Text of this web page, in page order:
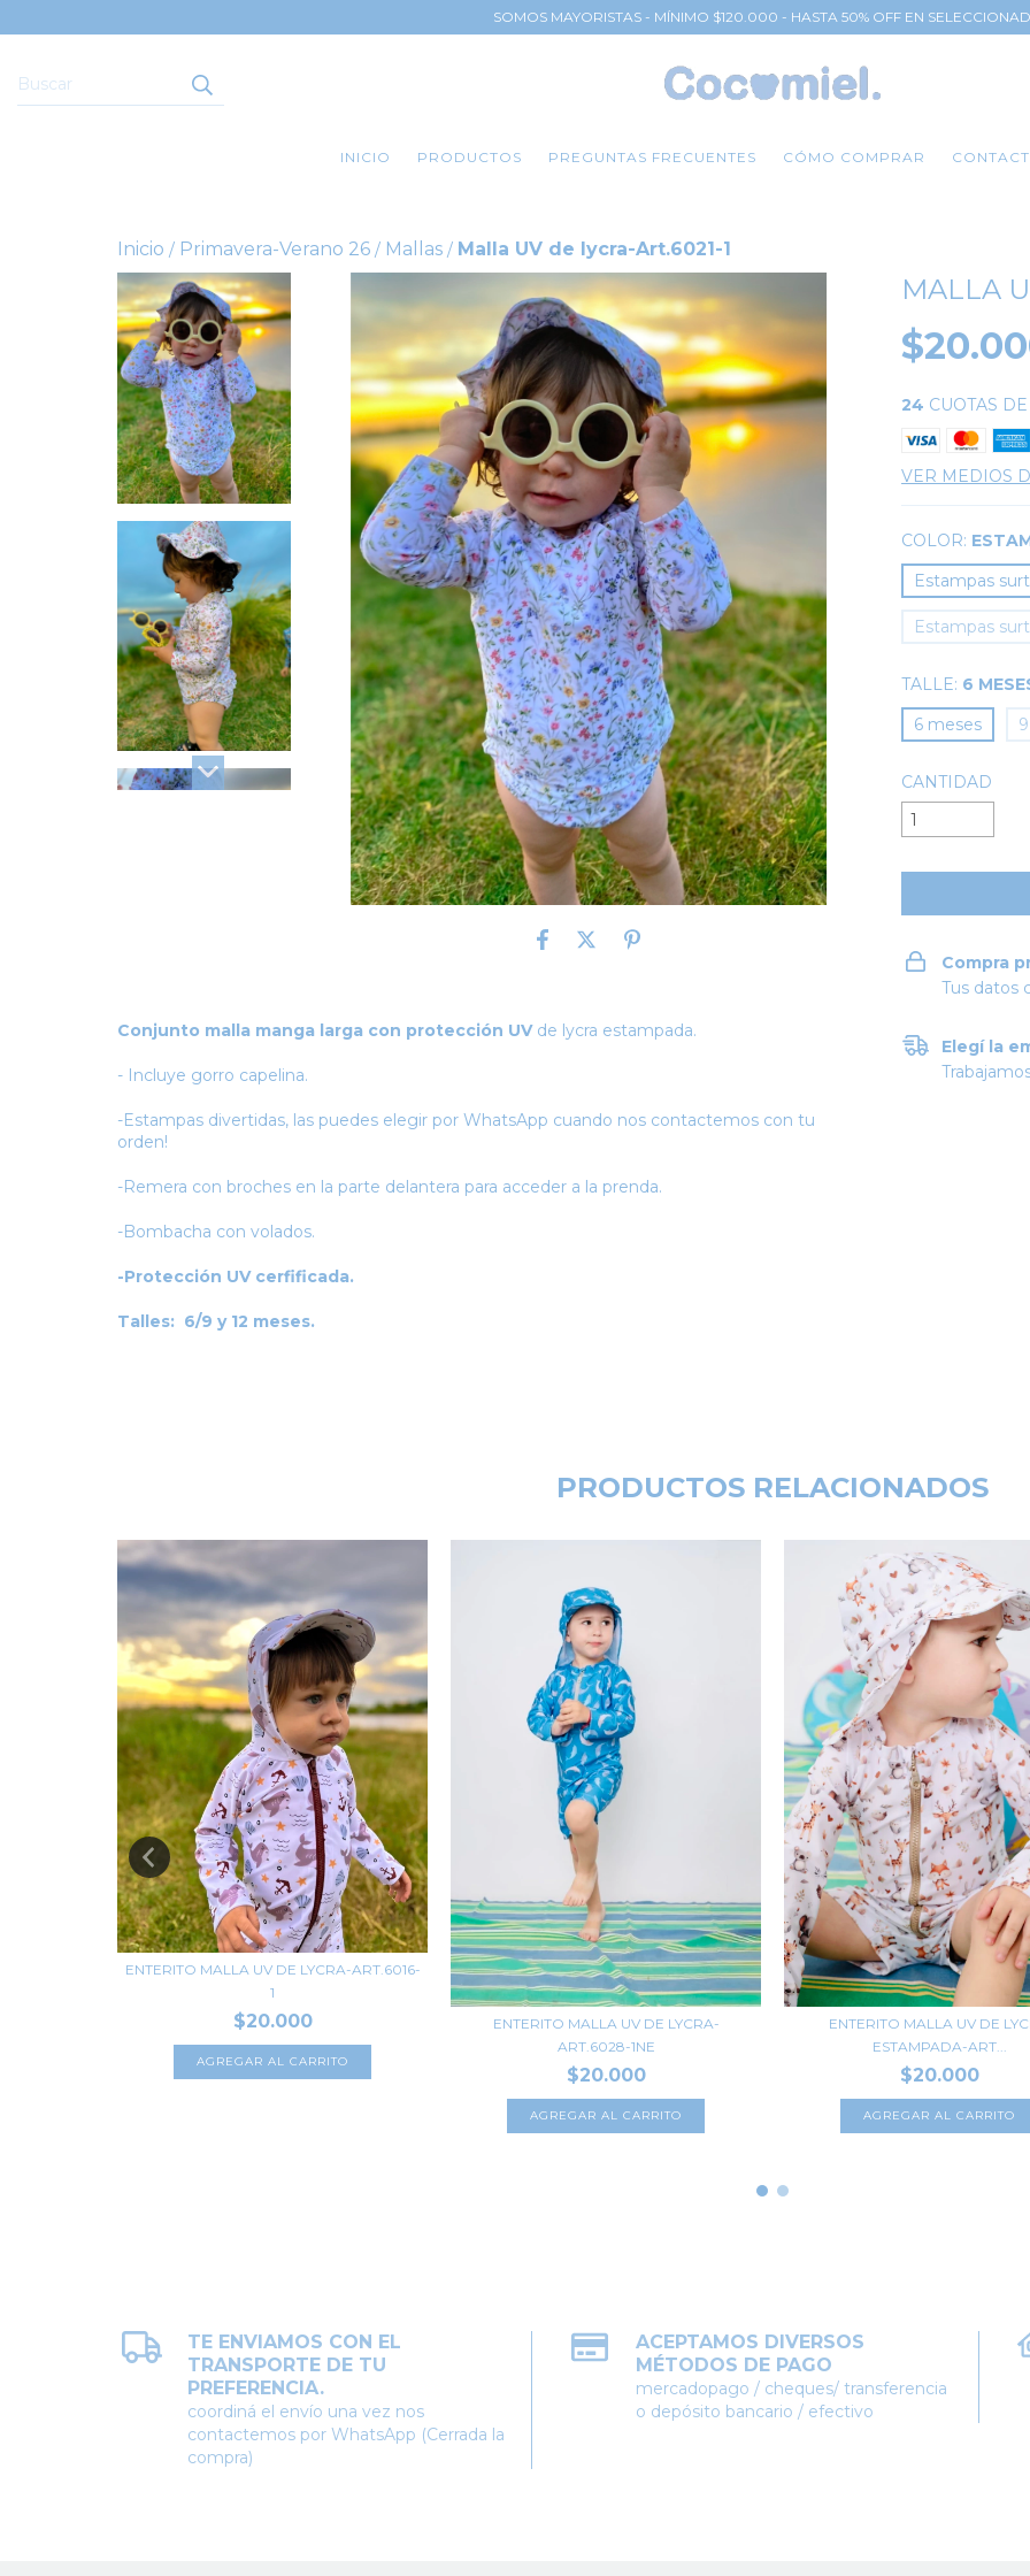
SOMOS MAYORISTAS - MÍNIMO $120.000 - HASTA 50% OFF EN
INICIO PRODUCTOS PREGUNTAS FRECUENTES CÓMO COMPRAR
Inicio / Primavera-Verano 26 / Mallas / Malla UV de lycra-Art.6021-1
Conjunto malla manga larga con protección UV de lycra estampada.
- Incluye gorro capelina.
-Estampas divertidas, las puedes elegir por WhatsApp cuando nos contactemos con tu
orden!
-Remera con broches en la parte delantera para acceder a la prenda.
-Bombacha con volados.
-Protección UV cerfificada.
Talles: 6/9 y 12 meses.
MALLA
24 CUOTAS DE
VER MEDIOS
COLOR:
Estampas
Estampas
TALLE: 6
6 meses
CANTIDAD
Compra
Tus datos
Elegí la
PRODUCTOS RELACIONADOS
ENTERITO MALLA UV DE LYCRA-ART.6016-
1
$20.000
AGREGAR AL CARRITO
ENTERITO MALLA UV DE LYCRA-
ART.6028-1NE
$20.000
AGREGAR AL CARRITO
ENTERITO MALLA UV DE
ESTAMPADA-ART...
$20.000
AGREGAR AL CARRITO
TE ENVIAMOS CON EL
TRANSPORTE DE TU
PREFERENCIA.
coordiná el envío una vez nos
contactemos por WhatsApp (Cerrada la
compra)
ACEPTAMOS DIVERSOS
MÉTODOS DE PAGO
mercadopago / cheques/ transferencia
o depósito bancario / efectivo